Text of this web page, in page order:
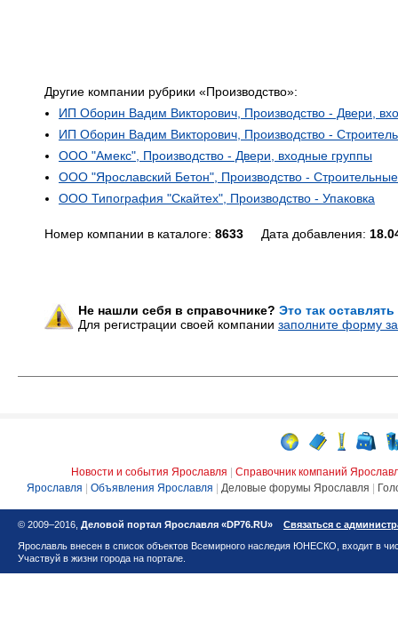
Другие компании рубрики «Производство»:
ИП Оборин Вадим Викторович, Производство - Двери,
ИП Оборин Вадим Викторович, Производство -
ООО "Амекс", Производство - Двери, входные группы
ООО "Ярославский Бетон", Производство -
ООО Типография "Скайтех", Производство - Упаковка
Номер компании в каталоге: 8633 Дата добавления:
Не нашли себя в справочнике? Это так
Для регистрации своей компании заполните форму
Новости и события Ярославля
Справочник компаний
Ярославля
Объявления Ярославля Деловые форумы Ярославля
© 2009–2016, Деловой портал Ярославля «DP76.RU»
Связаться с
Ярославль внесен в список объектов Всемирного наследия ЮНЕСКО, входит в
Участвуй в жизни города на портале.